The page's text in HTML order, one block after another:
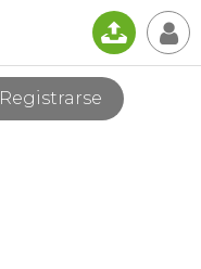
📤 👤
Registrarse